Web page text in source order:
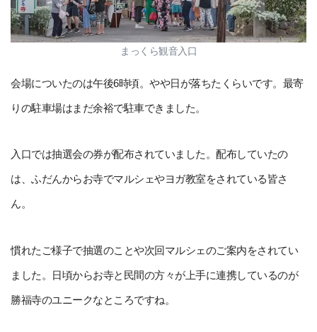
まっくら観音入口
会場についたのは午後6時頃。やや日が落ちたくらいです。最寄
りの駐車場はまだ余裕で駐車できました。
入口では抽選会の券が配布されていました。配布していたの
は、ふだんからお寺でマルシェやヨガ教室をされている皆さ
ん。
慣れたご様子で抽選のことや次回マルシェのご案内をされてい
ました。日頃からお寺と民間の方々が上手に連携しているのが
勝福寺のユニークなところですね。